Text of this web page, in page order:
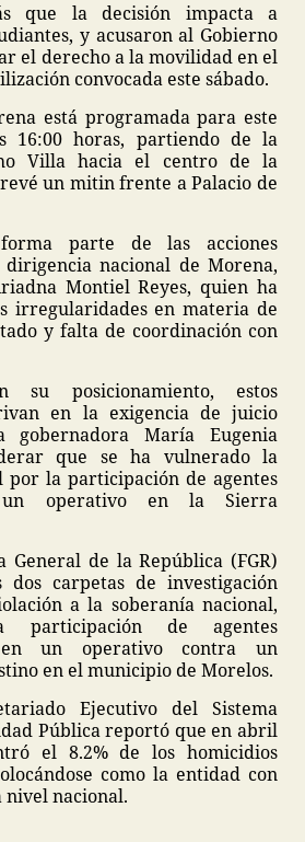
que la decisión impacta a
y acusaron al Gobierno
el derecho a la movilidad en el
convocada este sábado.
está programada para este
16:00 horas, partiendo de la
Villa hacia el centro de la
un mitin frente a Palacio de
parte de las acciones
nacional de Morena,
Montiel Reyes, quien ha
irregularidades en materia de
y falta de coordinación con
su posicionamiento, estos
en la exigencia de juicio
María Eugenia
que se ha vulnerado la
por la participación de agentes
operativo en la Sierra
General de la República (FGR)
dos carpetas de investigación
a la soberanía nacional,
de agentes
en un operativo contra un
en el municipio de Morelos.
Ejecutivo del Sistema
Pública reportó que en abril
el 8.2% de los homicidios
como la entidad con
nacional.